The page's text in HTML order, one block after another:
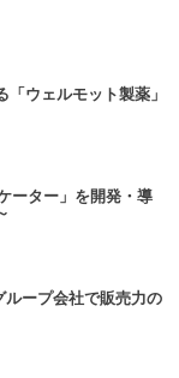
ウェルモット製薬」
ーター」を開発・導
ループ会社で販売力の